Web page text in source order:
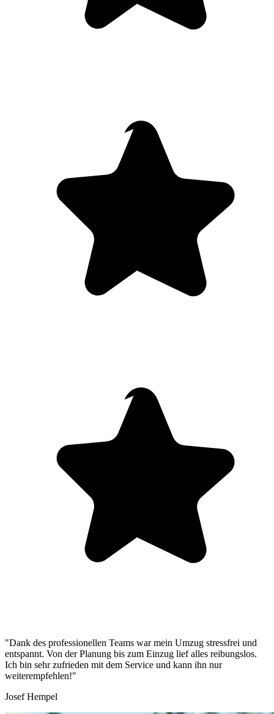
"Dank des professionellen Teams war mein Umzug stressfrei und
entspannt. Von der Planung bis zum Einzug lief alles reibungslos.
Ich bin sehr zufrieden mit dem Service und kann ihn nur
weiterempfehlen!"
Josef Hempel